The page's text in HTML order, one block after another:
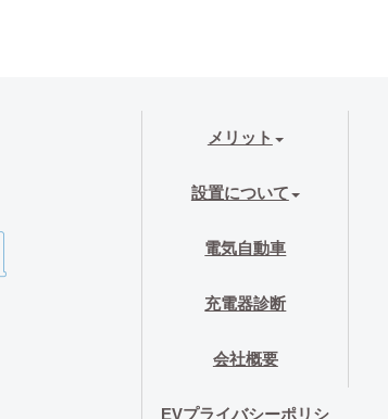
メリット
設置について
電気自動車
充電器診断
会社概要
EVプライバシーポリシ